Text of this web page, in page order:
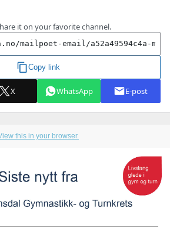
this in your browser.